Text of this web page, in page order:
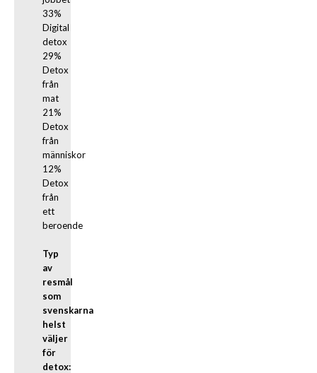
33%
Digital
detox
29%
Detox
från
mat
21%
Detox
från
människor
12%
Detox
från
ett
beroende
Typ
av
resmål
som
svenskarna
helst
väljer
för
detox: